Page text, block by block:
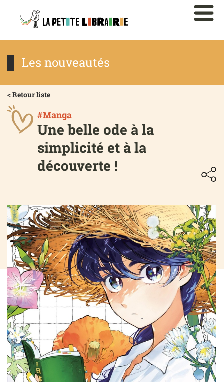
Les nouveautés
< Retour liste
#Manga
Une belle ode à la
simplicité et à la
découverte !